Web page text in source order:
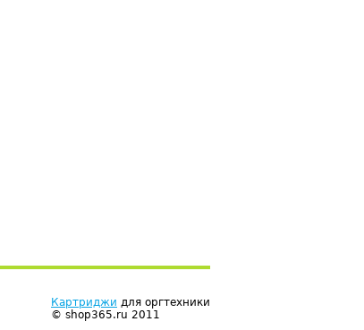
Картриджи для оргтехники
© shop365.ru 2011